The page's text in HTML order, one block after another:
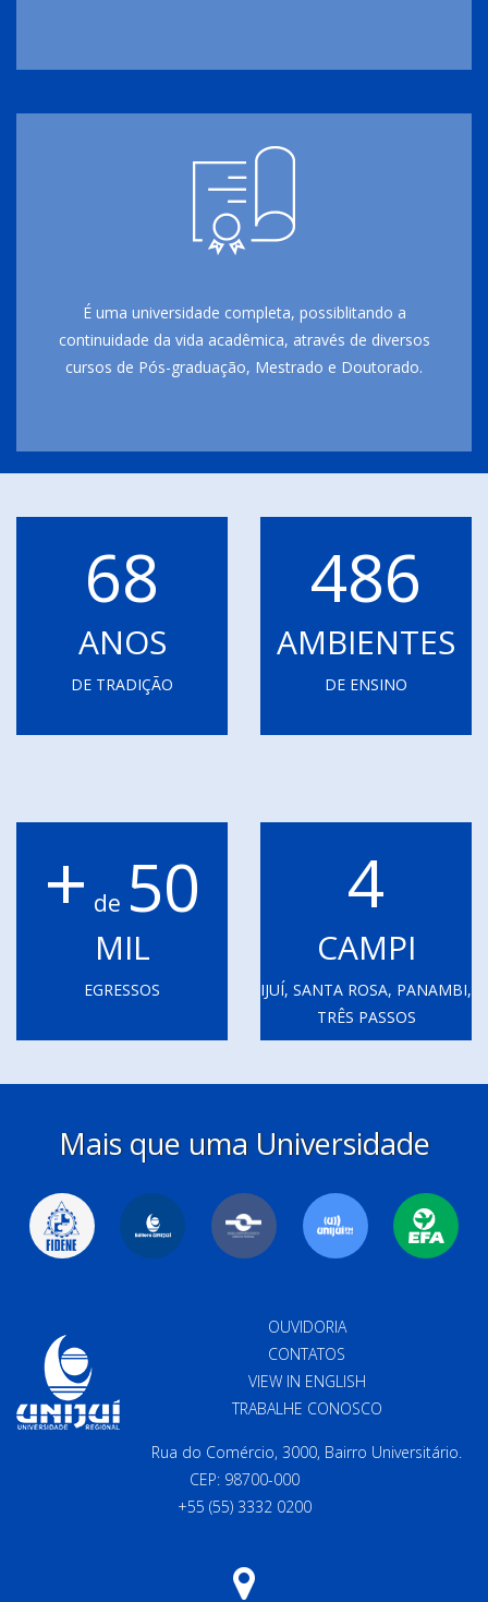
É uma universidade completa, possiblitando a
continuidade da vida acadêmica, através de diversos
cursos de Pós-graduação, Mestrado e Doutorado.
68
ANOS
DE TRADIÇÃO
486
AMBIENTES
DE ENSINO
+ de 50
MIL
EGRESSOS
4
CAMPI
IJUÍ, SANTA ROSA, PANAMBI,
TRÊS PASSOS
Mais que uma Universidade
OUVIDORIA
CONTATOS
VIEW IN ENGLISH
TRABALHE CONOSCO
Rua do Comércio, 3000, Bairro Universitário.
CEP: 98700-000
+55 (55) 3332 0200